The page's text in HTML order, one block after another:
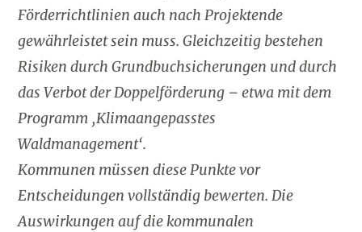
Förderrichtlinien auch nach Projektende
gewährleistet sein muss. Gleichzeitig bestehen
Risiken durch Grundbuchsicherungen und durch
das Verbot der Doppelförderung – etwa mit dem
Programm ‚Klimaangepasstes
Waldmanagement‘.
Kommunen müssen diese Punkte vor
Entscheidungen vollständig bewerten. Die
Auswirkungen auf die kommunalen